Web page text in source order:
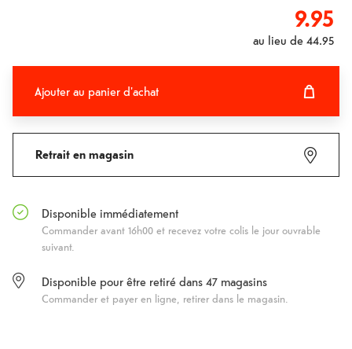
9.95
au lieu de44.95
Ajouter au panier d'achat
Retrait en magasin
Disponible immédiatement
Commander avant 16h00 et recevez votre colis le jour ouvrable
suivant.
Disponible pour être retiré dans 47 magasins
Commander et payer en ligne, retirer dans le magasin.